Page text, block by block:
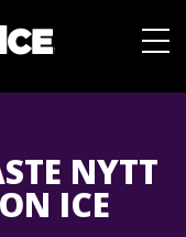
NYTT
ICE